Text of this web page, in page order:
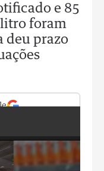
e 85
litro foram
deu prazo